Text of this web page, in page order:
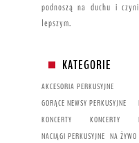
podnoszą na duchu i
lepszym.
KATEGORIE
AKCESORIA PERKUSYJNE
GORĄCE NEWSY PERKUSYJNE
KONCERTY
KONCERTY
NACIĄGI PERKUSYJNE NA ŻYWO